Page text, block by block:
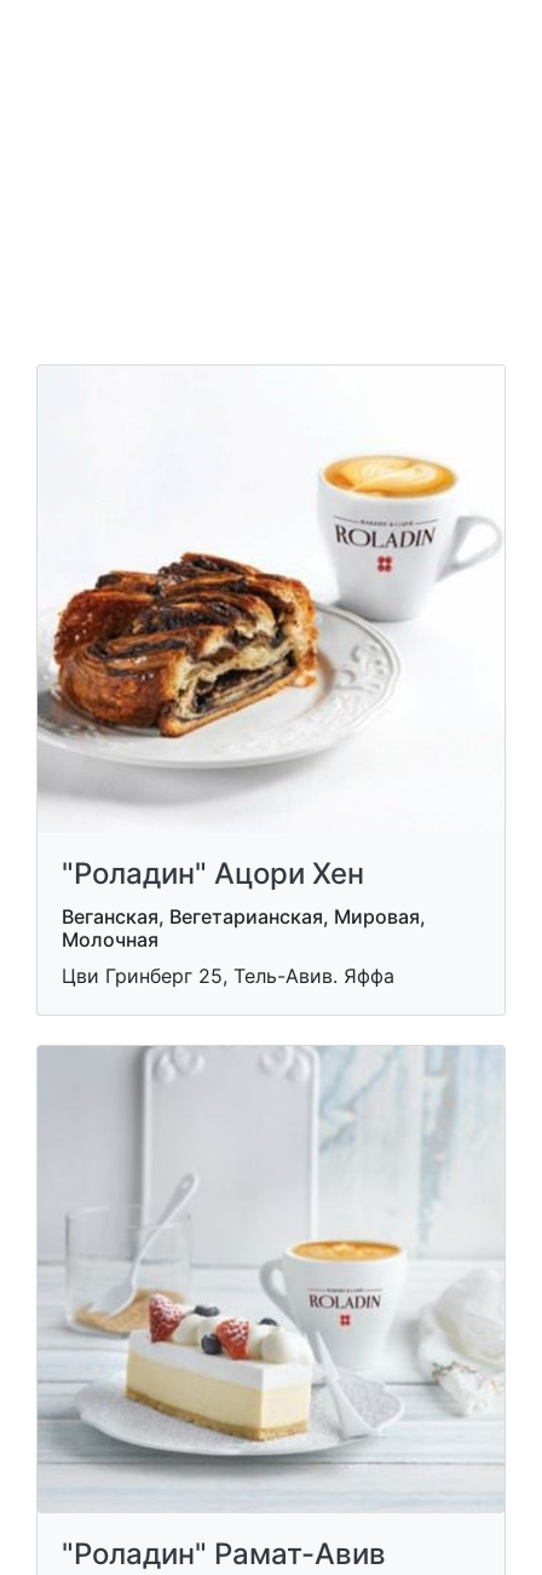
"Роладин" Ацори Хен
Веганская, Вегетарианская, Мировая,
Молочная
Цви Гринберг 25, Тель-Авив. Яффа
"Роладин" Рамат-Авив